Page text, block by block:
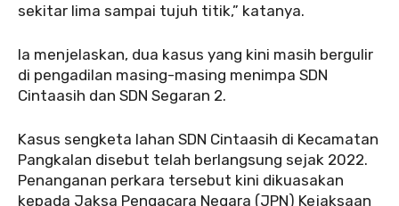
sekitar lima sampai tujuh titik,” katanya.
‎‎Ia menjelaskan, dua kasus yang kini masih bergulir
di pengadilan masing-masing menimpa SDN
Cintaasih dan SDN Segaran 2.
‎‎Kasus sengketa lahan SDN Cintaasih di Kecamatan
Pangkalan disebut telah berlangsung sejak 2022.
Penanganan perkara tersebut kini dikuasakan
kepada Jaksa Pengacara Negara (JPN) Kejaksaan